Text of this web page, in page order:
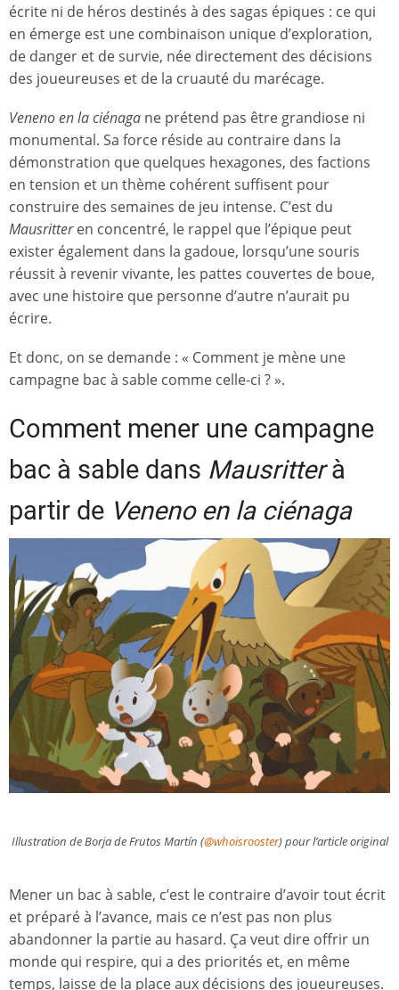
écrite ni de héros destinés à des sagas épiques : ce qui
en émerge est une combinaison unique d’exploration,
de danger et de survie, née directement des décisions
des joueureuses et de la cruauté du marécage.
Veneno en la ciénaga ne prétend pas être grandiose ni
monumental. Sa force réside au contraire dans la
démonstration que quelques hexagones, des factions
en tension et un thème cohérent suffisent pour
construire des semaines de jeu intense. C’est du
Mausritteren concentré, le rappel que l’épique peut
exister également dans la gadoue, lorsqu’une souris
réussit à revenir vivante, les pattes couvertes de boue,
avec une histoire que personne d’autre n’aurait pu
écrire.
Et donc, on se demande : « Comment je mène une
campagne bac à sable comme celle-ci ? ».
Comment mener une campagne
bac à sable dans Mausritterà
partir de Veneno en la ciénaga
Illustration de Borja de Frutos Martín (@whoisrooster) pour l’article original
Mener un bac à sable, c’est le contraire d’avoir tout écrit
et préparé à l’avance, mais ce n’est pas non plus
abandonner la partie au hasard. Ça veut dire offrir un
monde qui respire, qui a des priorités et, en même
temps, laisse de la place aux décisions des joueureuses.